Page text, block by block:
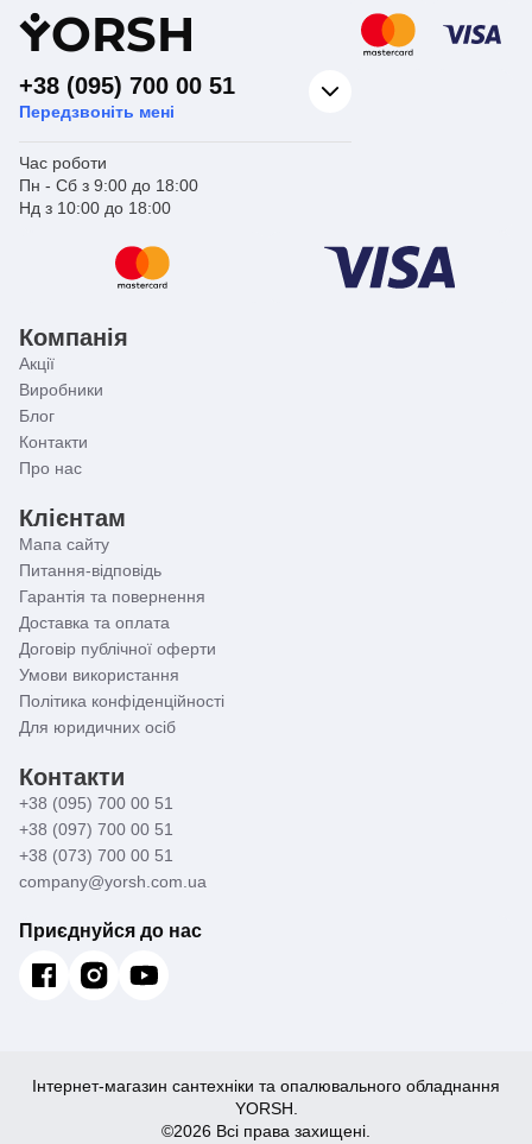
YORSH
+38 (095) 700 00 51
Передзвоніть мені
Час роботи
Пн - Сб з 9:00 до 18:00
Нд з 10:00 до 18:00
Компанія
Акції
Виробники
Блог
Контакти
Про нас
Клієнтам
Мапа сайту
Питання-відповідь
Гарантія та повернення
Доставка та оплата
Договір публічної оферти
Умови використання
Політика конфіденційності
Для юридичних осіб
Контакти
+38 (095) 700 00 51
+38 (097) 700 00 51
+38 (073) 700 00 51
company@yorsh.com.ua
Приєднуйся до нас
Інтернет-магазин сантехніки та опалювального обладнання
YORSH.
©2026 Всі права захищені.